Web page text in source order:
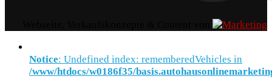
Notice: Undefined index: rememberedVehicles in
/www/htdocs/w0186f35/